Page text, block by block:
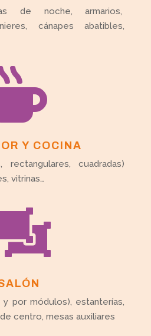
de noche, armarios,
cánapes abatibles,
Y COCINA
rectangulares, cuadradas)
vitrinas…
y por módulos), estanterías,
centro, mesas auxiliares